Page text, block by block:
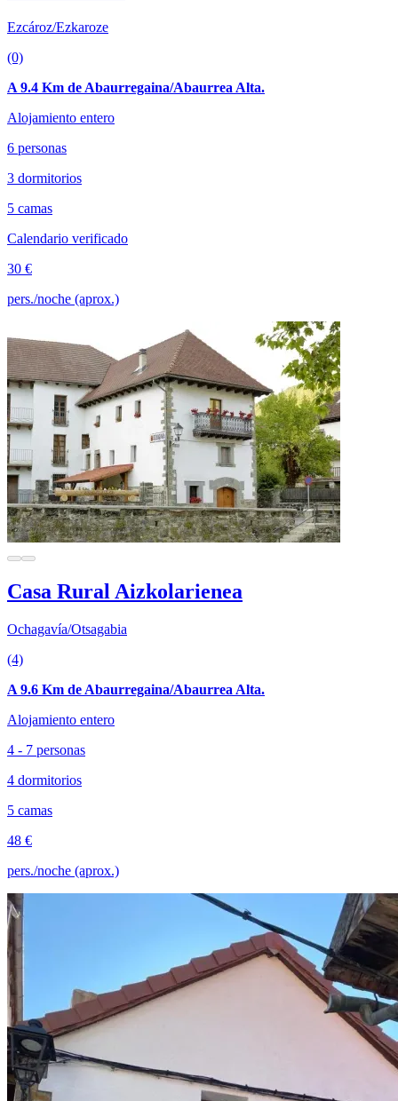
Ezcároz/Ezkaroze
(0)
A 9.4 Km de Abaurregaina/Abaurrea Alta.
Alojamiento entero
6 personas
3 dormitorios
5 camas
Calendario verificado
30 €
pers./noche (aprox.)
Casa Rural Aizkolarienea
Ochagavía/Otsagabia
(4)
A 9.6 Km de Abaurregaina/Abaurrea Alta.
Alojamiento entero
4 - 7 personas
4 dormitorios
5 camas
48 €
pers./noche (aprox.)